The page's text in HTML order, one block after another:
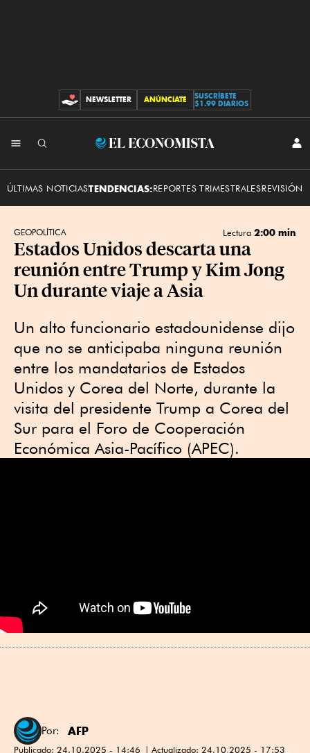
CONTRIBUCIONES
NEWSLETTER ANÚNCIATE
SUSCRÍBETE
$1.99 DIARIOS
El
ÚLTIMAS NOTICIASTENDENCIAS:REPORTES TRIMESTRALESREVISIÓN
GEOPOLÍTICA Lectura 2:00 min
Estados Unidos descarta una
reunión entre Trump y Kim Jong
Un durante viaje a Asia
Un alto funcionario estadounidense dijo
que no se anticipaba ninguna reunión
entre los mandatarios de Estados
Unidos y Corea del Norte, durante la
visita del presidente Trump a Corea del
Sur para el Foro de Cooperación
Económica Asia-Pacífico (APEC).
Por: AFP
Publicado: 24.10.2025 - 14:46 Actualizado: 24.10.2025 - 17:53